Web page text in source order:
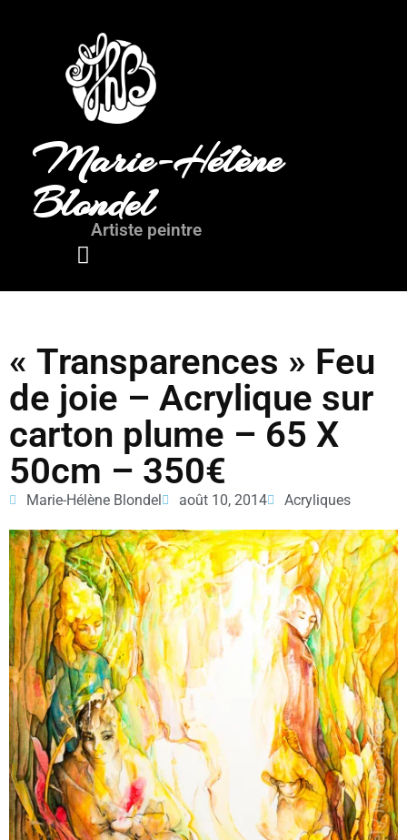
Marie-Hélène
Blondel
Artiste peintre
« Transparences » Feu
de joie – Acrylique sur
carton plume – 65 X
50cm – 350€
Marie-Hélène Blondel août 10, 2014 Acryliques